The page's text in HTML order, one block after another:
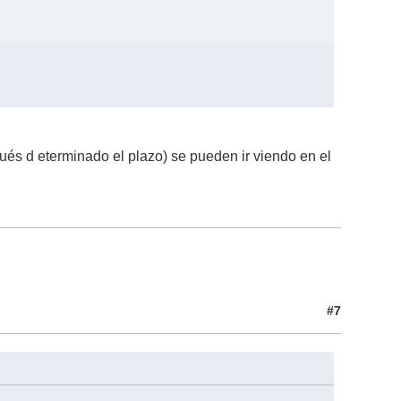
d eterminado el plazo) se pueden ir viendo en el
#7